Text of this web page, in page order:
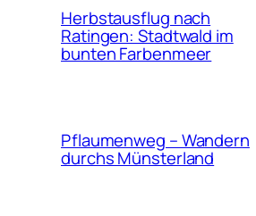
Herbstausflug nach
Ratingen: Stadtwald im
bunten Farbenmeer
Pflaumenweg – Wandern
durchs Münsterland